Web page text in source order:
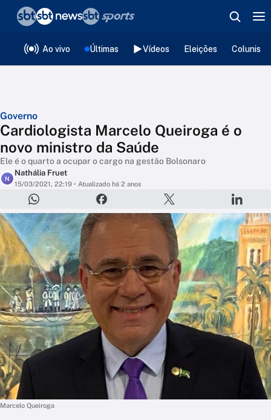
Ao vivo Últimas Vídeos Eleições
Governo
Cardiologista Marcelo Queiroga é o
novo ministro da Saúde
Ele é o quarto a ocupar o cargo na gestão Bolsonaro
N
Nathália Fruet
15/03/2021, 22:19 • Atualizado há 2 anos
Marcelo Queiroga
❮voltar
Editorias